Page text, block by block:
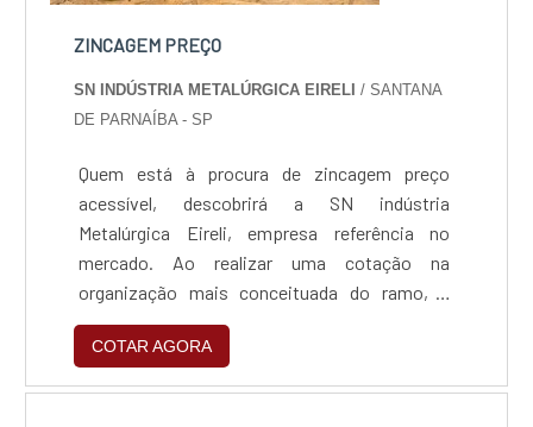
ZINCAGEM PREÇO
SN INDÚSTRIA METALÚRGICA EIRELI/ SANTANA
DE PARNAÍBA - SP
Quem está à procura de zincagem preço
acessível, descobrirá a SN indústria
Metalúrgica Eireli, empresa referência no
mercado. Ao realizar uma cotação na
organização mais conceituada do ramo, o
cliente contará com serviços de excelência e o
suporte de especialistas para sanar eventuais
dúvidas.ZINCAGEM PREÇO JUSTO E
COTAR AGORA